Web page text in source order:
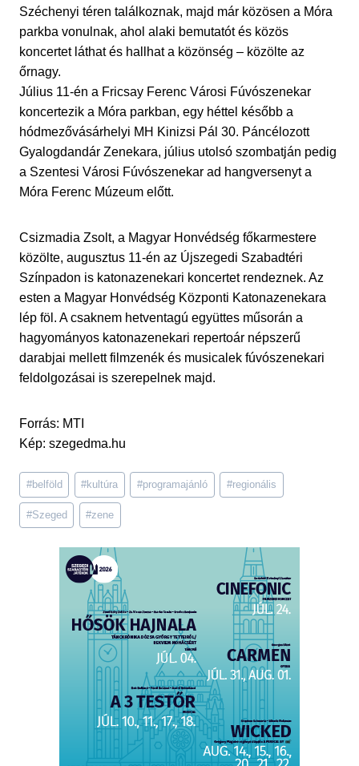
Széchenyi téren találkoznak, majd már közösen a Móra
parkba vonulnak, ahol alaki bemutatót és közös
koncertet láthat és hallhat a közönség – közölte az
őrnagy.
Július 11-én a Fricsay Ferenc Városi Fúvószenekar
koncertezik a Móra parkban, egy héttel később a
hódmezővásárhelyi MH Kinizsi Pál 30. Páncélozott
Gyalogdandár Zenekara, július utolsó szombatján pedig
a Szentesi Városi Fúvószenekar ad hangversenyt a
Móra Ferenc Múzeum előtt.
Csizmadia Zsolt, a Magyar Honvédség főkarmestere
közölte, augusztus 11-én az Újszegedi Szabadtéri
Színpadon is katonazenekari koncertet rendeznek. Az
esten a Magyar Honvédség Központi Katonazenekara
lép föl. A csaknem hetventagú együttes műsorán a
hagyományos katonazenekari repertoár népszerű
darabjai mellett filmzenék és musicalek fúvószenekari
feldolgozásai is szerepelnek majd.
Forrás: MTI
Kép: szegedma.hu
Post
Tags:
#belföld #kultúra #programajánló #regionális
#Szeged #zene